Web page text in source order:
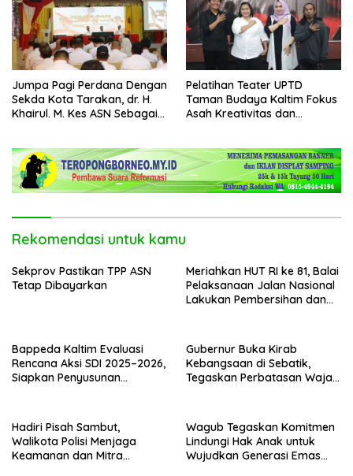
Jumpa Pagi Perdana Dengan
Sekda Kota Tarakan, dr. H.
Khairul. M. Kes ASN Sebagai
Pelatihan Teater UPTD
Taman Budaya Kaltim Fokus
Asah Kreativitas dan
Rekomendasi untuk kamu
Sekprov Pastikan TPP ASN
Tetap Dibayarkan
Meriahkan HUT RI ke 81, Balai
Pelaksanaan Jalan Nasional
Lakukan Pembersihan dan
Bappeda Kaltim Evaluasi
Rencana Aksi SDI 2025–2026,
Siapkan Penyusunan
Gubernur Buka Kirab
Kebangsaan di Sebatik,
Tegaskan Perbatasan Wajah
Hadiri Pisah Sambut,
Walikota Polisi Menjaga
Keamanan dan Mitra
Wagub Tegaskan Komitmen
Lindungi Hak Anak untuk
Wujudkan Generasi Emas